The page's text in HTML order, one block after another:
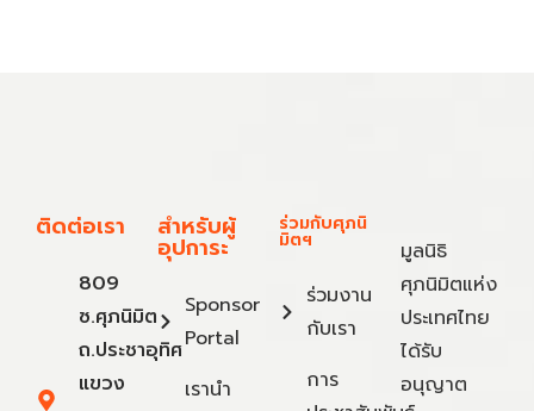
ติดต่อเรา
809
ซ.ศุภนิมิต
ถ.ประชาอุทิศ
แขวง
สำหรับผู้
อุปการะ
Sponsor
Portal
เรานำ
ร่วมกับศุภนิ
มิตฯ
ร่วมงาน
กับเรา
การ
มูลนิธิ
ศุภนิมิตแห่ง
ประเทศไทย
ได้รับ
อนุญาต